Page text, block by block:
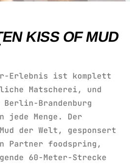
KISS OF MUD
Erlebnis ist komplett
Matscherei, und
Berlin-Brandenburg
jede Menge. Der
der Welt, gesponsert
Partner foodspring,
60-Meter-Strecke